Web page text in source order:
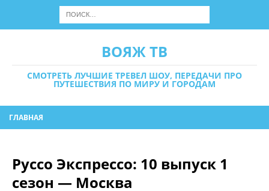
ВОЯЖ ТВ
СМОТРЕТЬ ЛУЧШИЕ ТРЕВЕЛ ШОУ, ПЕРЕДАЧИ ПРО
ПУТЕШЕСТВИЯ ПО МИРУ И ГОРОДАМ
ГЛАВНАЯ
Руссо Экспрессо: 10 выпуск 1
сезон — Москва